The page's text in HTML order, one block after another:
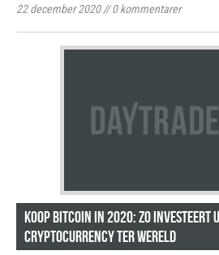
22 december 2020//0kommentarer
Koop Bitcoin in 2020: zo investeert
cryptocurrency ter wereld